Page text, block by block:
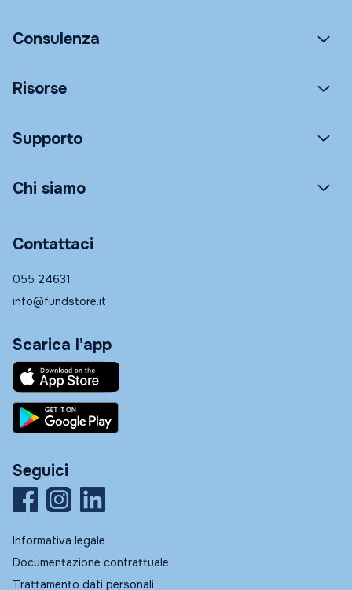
Consulenza
Risorse
Supporto
Chi siamo
Contattaci
055 24631
info@fundstore.it
Scarica l'app
Seguici
Informativa legale
Documentazione contrattuale
Trattamento dati personali